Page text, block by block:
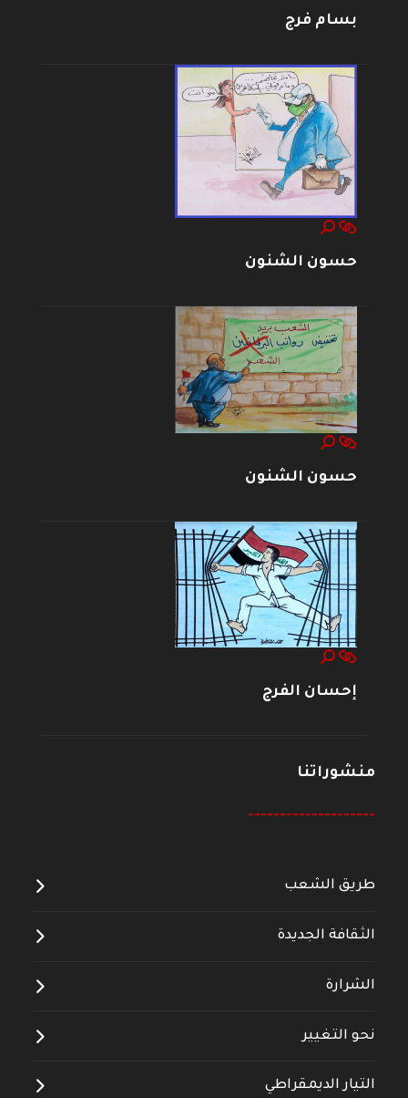
بسام فرج
حسون الشنون
حسون الشنون
إحسان الفرج
منشوراتنا
--------------------
طريق الشعب
الثقافة الجديدة
الشرارة
نحو التغيير
التيار الديمقراطي